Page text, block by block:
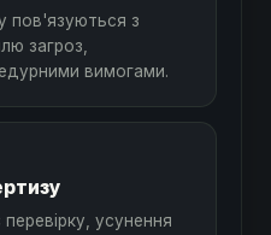
пов'язуються з
загроз,
вимогами.
усунення